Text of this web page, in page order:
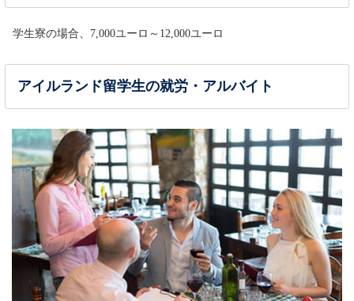
学生寮の場合、7,000ユーロ～12,000ユーロ
アイルランド留学生の就労・アルバイト